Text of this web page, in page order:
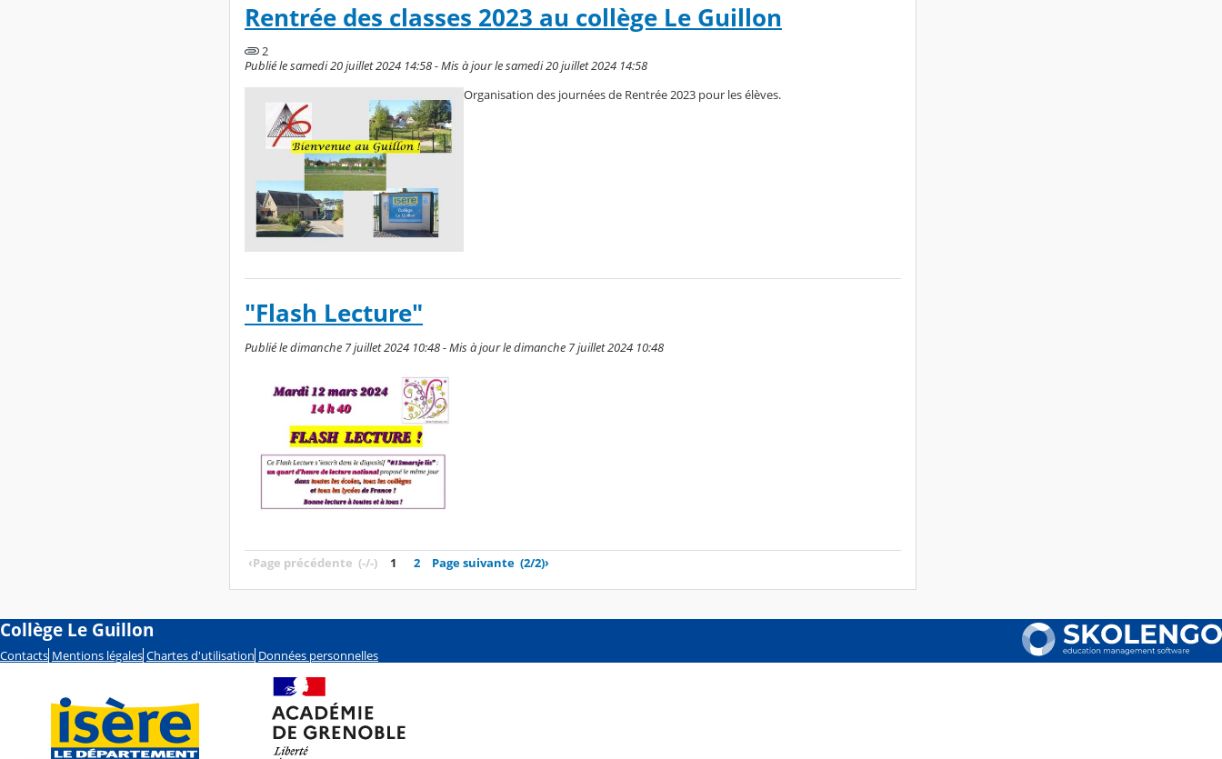
Rentrée des classes 2023 au collège Le Guillon
2
Publié le samedi 20 juillet 2024 14:58 - Mis à jour le samedi 20 juillet 2024 14:58
Organisation des journées de Rentrée 2023 pour les élèves.
"Flash Lecture"
Publié le dimanche 7 juillet 2024 10:48 - Mis à jour le dimanche 7 juillet 2024 10:48
‹Page précédente (-/-) 1 2 Page suivante (2/2)›
Collège Le Guillon
Contacts Mentions légales Chartes d'utilisation Données personnelles